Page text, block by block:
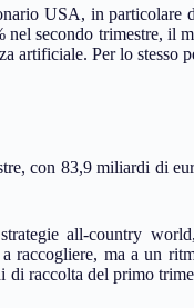
USA, in particolare
secondo trimestre, il
artificiale. Per lo stesso
con 83,9 miliardi di
all-country
ma a un
raccolta del primo